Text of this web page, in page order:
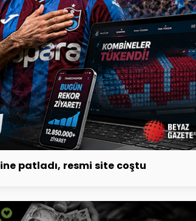
patladı, resmi site coştu